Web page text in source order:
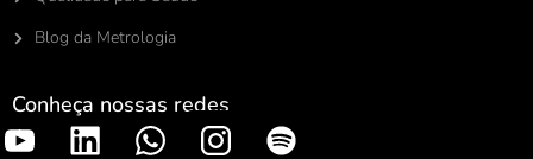
Blog da Metrologia
Conheça nossas redes